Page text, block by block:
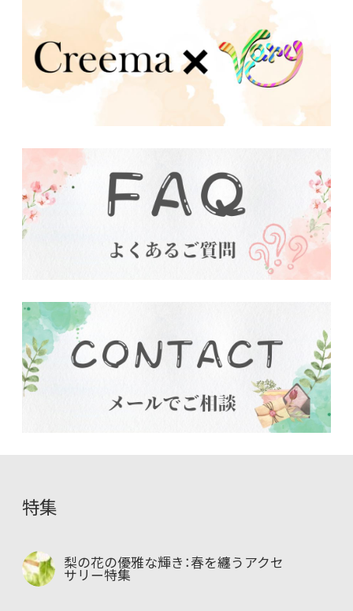
特集
梨の花の優雅な輝き：春を纏うアクセ
サリー特集